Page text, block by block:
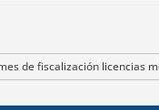
de fiscalización licencias